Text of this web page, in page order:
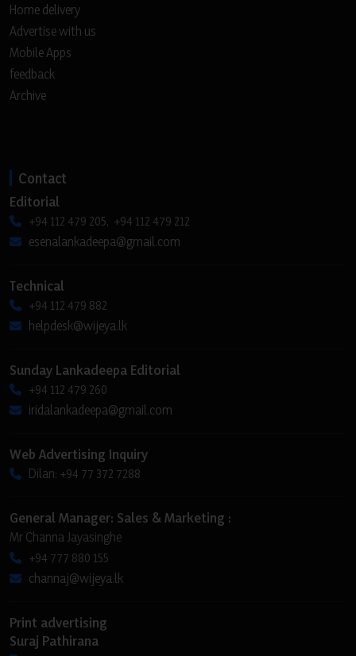
Home delivery
Advertise with us
Mobile Apps
feedback
Archive
Contact
Editorial
+94 112 479 205, +94 112 479 212
esenalankadeepa@gmail.com
Technical
+94 112 479 882
helpdesk@wijeya.lk
Sunday Lankadeepa Editorial
+94 112 479 260
iridalankadeepa@gmail.com
Web Advertising Inquiry
Dilan: +94 77 372 7288
General Manager: Sales & Marketing :
Mr Channa Jayasinghe
+94 777 880 155
channaj@wijeya.lk
Print advertising
Suraj Pathirana